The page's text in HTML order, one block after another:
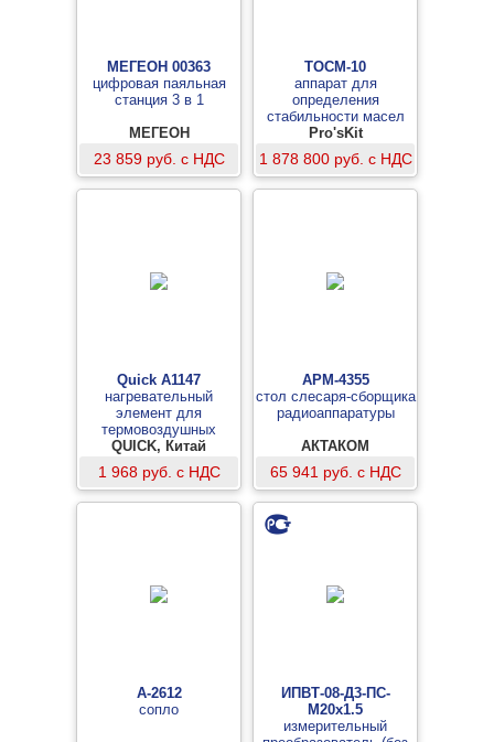
МЕГЕОН 00363
цифровая паяльная
станция 3 в 1
МЕГЕОН
23 859 руб. с НДС
ТОСМ-10
аппарат для
определения
стабильности масел
против окисления
Pro'sKit
1 878 800 руб. с НДС
Quick A1147
нагревательный
элемент для
термовоздушных
станций Quick857D(W),
Quick706W/W+
QUICK, Китай
1 968 руб. с НДС
АРМ-4355
стол слесаря-сборщика
радиоаппаратуры
АКТАКОМ
65 941 руб. с НДС
A-2612
сопло
ИПВТ-08-Д3-ПС-
М20x1.5
измерительный